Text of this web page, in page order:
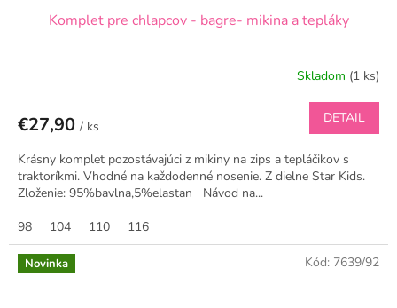
Komplet pre chlapcov - bagre- mikina a tepláky
Skladom (1 ks)
€27,90 / ks
DETAIL
Krásny komplet pozostávajúci z mikiny na zips a tepláčikov s
traktoríkmi. Vhodné na každodenné nosenie. Z dielne Star Kids.
Zloženie: 95%bavlna,5%elastan Návod na...
98
104 110 116
Novinka Kód: 7639/92